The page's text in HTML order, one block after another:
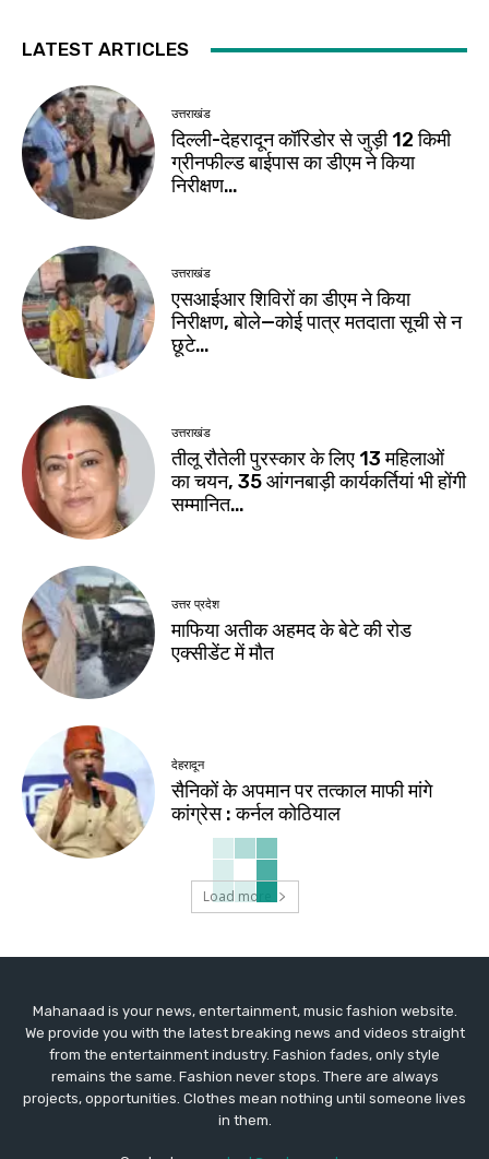
LATEST ARTICLES
उत्तराखंड
दिल्ली-देहरादून कॉरिडोर से जुड़ी 12 किमी
ग्रीनफील्ड बाईपास का डीएम ने किया
निरीक्षण…
उत्तराखंड
एसआईआर शिविरों का डीएम ने किया
निरीक्षण, बोले—कोई पात्र मतदाता सूची से न
छूटे…
उत्तराखंड
तीलू रौतेली पुरस्कार के लिए 13 महिलाओं
का चयन, 35 आंगनबाड़ी कार्यकर्तियां भी होंगी
सम्मानित…
उत्तर प्रदेश
माफिया अतीक अहमद के बेटे की रोड
एक्सीडेंट में मौत
देहरादून
सैनिकों के अपमान पर तत्काल माफी मांगे
कांग्रेस : कर्नल कोठियाल
Load more
Mahanaad is your news, entertainment, music fashion website.
We provide you with the latest breaking news and videos straight
from the entertainment industry. Fashion fades, only style
remains the same. Fashion never stops. There are always
projects, opportunities. Clothes mean nothing until someone lives
in them.